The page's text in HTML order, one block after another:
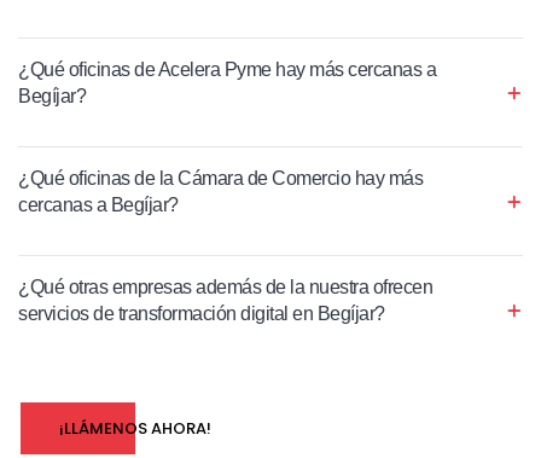
¿Qué oficinas de Acelera Pyme hay más cercanas a
Begíjar?
¿Qué oficinas de la Cámara de Comercio hay más
cercanas a Begíjar?
¿Qué otras empresas además de la nuestra ofrecen
servicios de transformación digital en Begíjar?
¡LLÁMENOS AHORA!